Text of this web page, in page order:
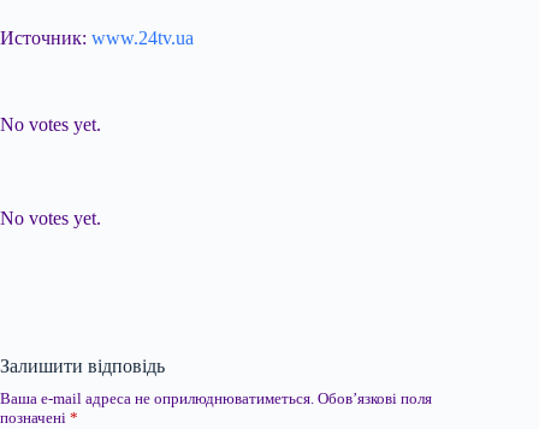
Источник: www.24tv.ua
No votes yet.
No votes yet.
Залишити відповідь
Ваша e-mail адреса не оприлюднюватиметься. Обов’язкові поля
позначені *